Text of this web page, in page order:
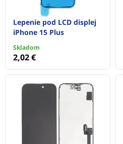
Lepenie pod LCD displej
iPhone 15 Plus
Skladom
2,02 €